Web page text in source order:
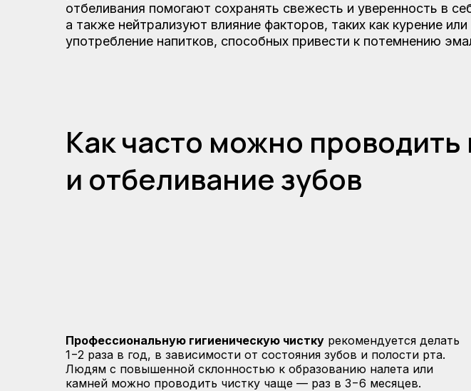
отбеливания помогают сохранять свежесть и уверенность в
а также нейтрализуют влияние факторов, таких как курение или
употребление напитков, способных привести к потемнению
Как часто можно
и отбеливание зубов
Профессиональную гигиеническую чистку рекомендуется делать
1−2 раза в год, в зависимости от состояния зубов и полости рта.
Людям с повышенной склонностью к образованию налета или
камней можно проводить чистку чаще — раз в 3−6 месяцев.